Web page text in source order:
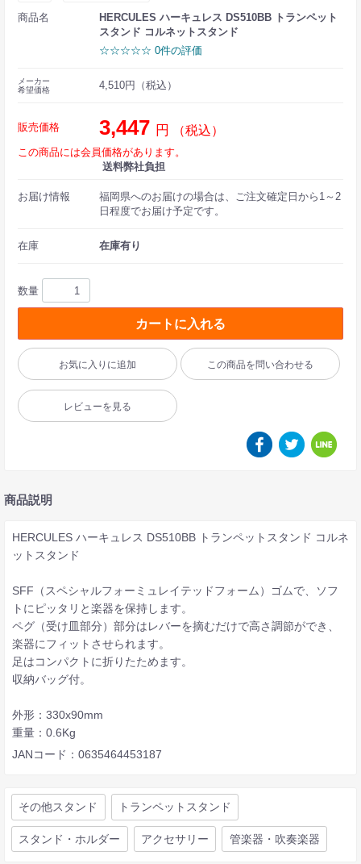
商品名
HERCULES ハーキュレス DS510BB トランペット
スタンド コルネットスタンド
☆☆☆☆☆ 0件の評価
メーカー
希望価格
4,510円（税込）
販売価格 3,447 円 （税込）
この商品には会員価格があります。
送料弊社負担
お届け情報
福岡県へのお届けの場合は、ご注文確定日から1～2
日程度でお届け予定です。
在庫 在庫有り
数量
カートに入れる
お気に入りに追加 この商品を問い合わせる
レビューを見る
商品説明
HERCULES ハーキュレス DS510BB トランペットスタンド コルネ
ットスタンド
SFF（スペシャルフォーミュレイテッドフォーム）ゴムで、ソフ
トにピッタリと楽器を保持します。
ペグ（受け皿部分）部分はレバーを摘むだけで高さ調節ができ、
楽器にフィットさせられます。
足はコンパクトに折りたためます。
収納バッグ付。
外形：330x90mm
重量：0.6Kg
JANコード：0635464453187
その他スタンド トランペットスタンド
スタンド・ホルダー アクセサリー 管楽器・吹奏楽器